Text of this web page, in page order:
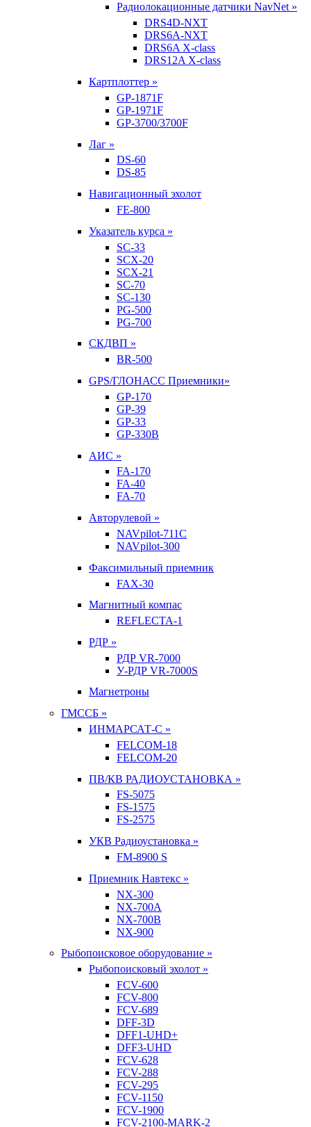
Радиолокационные датчики NavNet »
DRS4D-NXT
DRS6A-NXT
DRS6A X-class
DRS12A X-class
Картплоттер »
GP-1871F
GP-1971F
GP-3700/3700F
Лаг »
DS-60
DS-85
Навигационный эхолот
FE-800
Указатель курса »
SC-33
SCX-20
SCX-21
SC-70
SC-130
PG-500
PG-700
СКДВП »
BR-500
GPS/ГЛОНАСС Приемники»
GP-170
GP-39
GP-33
GP-330B
АИС »
FA-170
FA-40
FA-70
Авторулевой »
NAVpilot-711С
NAVpilot-300
Факсимильный приемник
FAX-30
Магнитный компас
REFLECTA-1
РДР »
РДР VR-7000
У-РДР VR-7000S
Магнетроны
ГМССБ »
ИНМАРСАТ-С »
FELCOM-18
FELCOM-20
ПВ/КВ РАДИОУСТАНОВКА »
FS-5075
FS-1575
FS-2575
УКВ Радиоустановка »
FM-8900 S
Приемник Навтекс »
NX-300
NX-700A
NX-700B
NX-900
Рыбопоисковое оборудование »
Рыбопоисковый эхолот »
FCV-600
FCV-800
FCV-689
DFF-3D
DFF1-UHD+
DFF3-UHD
FCV-628
FCV-288
FCV-295
FCV-1150
FCV-1900
FCV-2100-MARK-2